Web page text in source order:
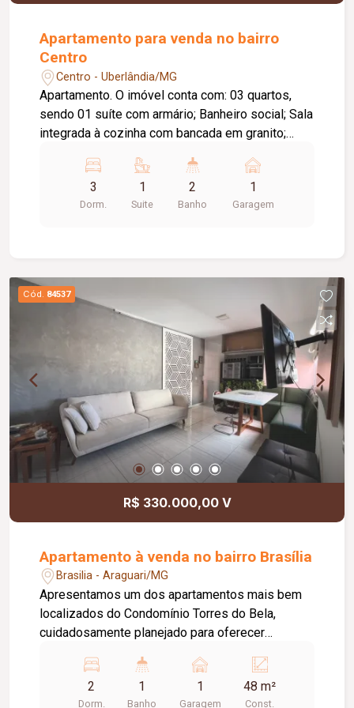
Apartamento para venda no bairro
Centro
Centro - Uberlândia/MG
Apartamento. O imóvel conta com: 03 quartos,
sendo 01 suíte com armário; Banheiro social; Sala
integrada à cozinha com bancada em granito;
externa privativa; 01 vaga de garagem coberta;
Diferenciais: Apartamento térreo com área
externa privativa; Ambientes amplos e bem
3
Dorm.
1
Suite
2
Banho
1
Garagem
Cód. 84537
R$ 330.000,00 V
Apartamento à venda no bairro Brasília
Brasilia - Araguari/MG
Apresentamos um dos apartamentos mais bem
localizados do Condomínio Torres do Bela,
cuidadosamente planejado para oferecer
conta com 2 quartos, sala em conceito aberto
integrada à cozinha, proporcionando um ambiente
2
Dorm.
1
Banho
1
Garagem
48 m²
Const.